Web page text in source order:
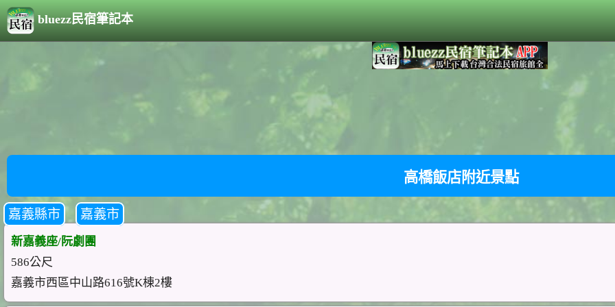
bluezz民宿筆記本
高橋飯店附近景點
嘉義縣市 嘉義市
新嘉義座/阮劇團
586公尺
嘉義市西區中山路616號K棟2樓